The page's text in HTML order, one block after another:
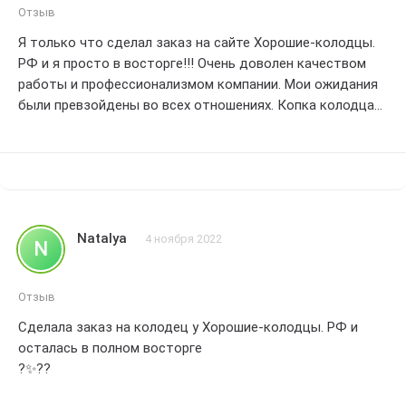
Отзыв
Я только что сделал заказ на сайте Хорошие-колодцы.
РФ и я просто в восторге!!! Очень доволен качеством
работы и профессионализмом компании. Мои ожидания
были превзойдены во всех отношениях. Копка колодца
обслуживание и качественную работу. Безусловно,я
рекомендую эту компанию всем,кто ищет надежного и
профессионального исполнителя для своих
строительных проектов. Спасибо вам огромное!!!
N Natalya 4 ноября 2022
Отзыв
Сделала заказ на колодец у Хорошие-колодцы. РФ и
осталась в полном восторге
?✨??